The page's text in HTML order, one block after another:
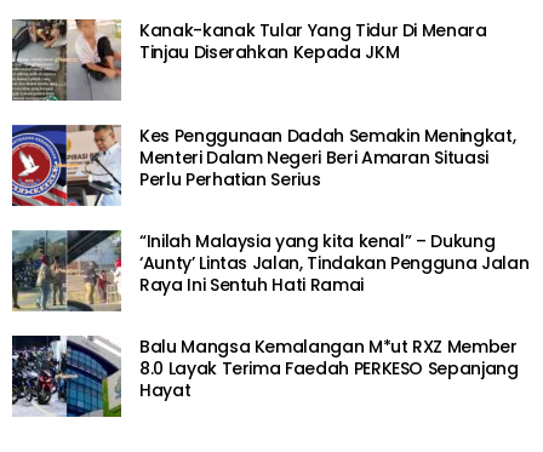
Kanak-kanak Tular Yang Tidur Di Menara
Tinjau Diserahkan Kepada JKM
Kes Penggunaan Dadah Semakin Meningkat,
Menteri Dalam Negeri Beri Amaran Situasi
Perlu Perhatian Serius
“Inilah Malaysia yang kita kenal” – Dukung
‘Aunty’ Lintas Jalan, Tindakan Pengguna Jalan
Raya Ini Sentuh Hati Ramai
Balu Mangsa Kemalangan M*ut RXZ Member
8.0 Layak Terima Faedah PERKESO Sepanjang
Hayat